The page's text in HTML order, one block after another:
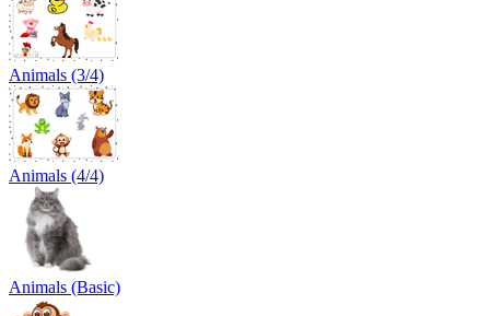
Animals (3/4)
Animals (4/4)
Animals (Basic)